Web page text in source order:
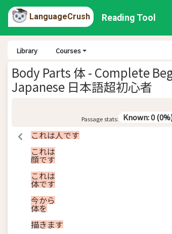
LanguageCrush Reading Tool
Library Courses
Body Parts 体 - Complete
Japanese 日本語超初心者
Passage stats: Known:0(0
これは人です
これは
顔です
これは
体です
今から
体を
描きます